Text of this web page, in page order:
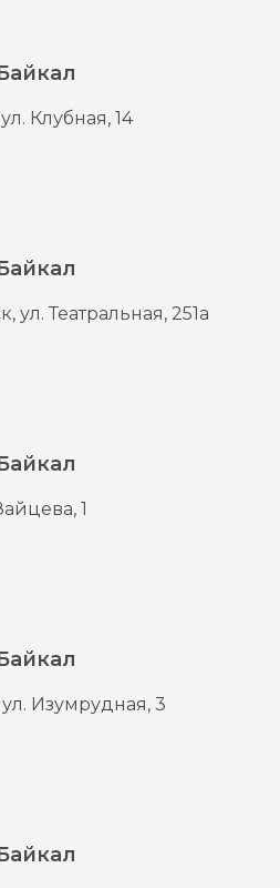
ул. Клубная, 14
ул. Театральная, 251а
1
ул. Изумрудная, 3